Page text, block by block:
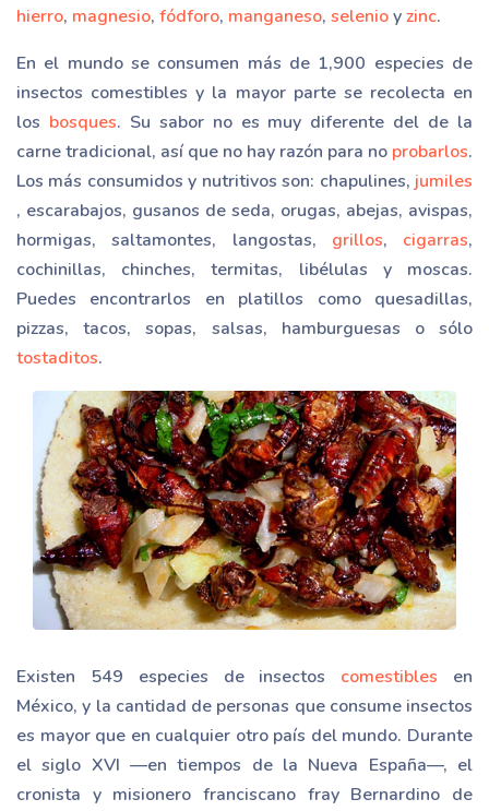
hierro, magnesio, fódforo, manganeso, selenioyzinc.
En el mundo se consumen más de 1,900 especies de
insectos comestibles y la mayor parte se recolecta en
los bosques. Su sabor no es muy diferente del de la
carne tradicional, así que no hay razón para no probarlos.
Los más consumidos y nutritivos son: chapulines, jumiles
, escarabajos, gusanos de seda, orugas, abejas, avispas,
hormigas, saltamontes, langostas, grillos, cigarras,
cochinillas, chinches, termitas, libélulas y moscas.
Puedes encontrarlos en platillos como quesadillas,
pizzas, tacos, sopas, salsas, hamburguesas o sólo
tostaditos.
Existen 549 especies de insectos comestibles en
México, y la cantidad de personas que consume insectos
es mayor que en cualquier otro país del mundo. Durante
el siglo XVI —en tiempos de la Nueva España—, el
cronista y misionero franciscano fray Bernardino de